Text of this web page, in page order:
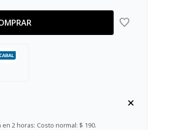
en 2 horas: Costo normal: $ 190.